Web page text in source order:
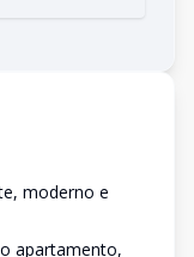
moderno e
apartamento,